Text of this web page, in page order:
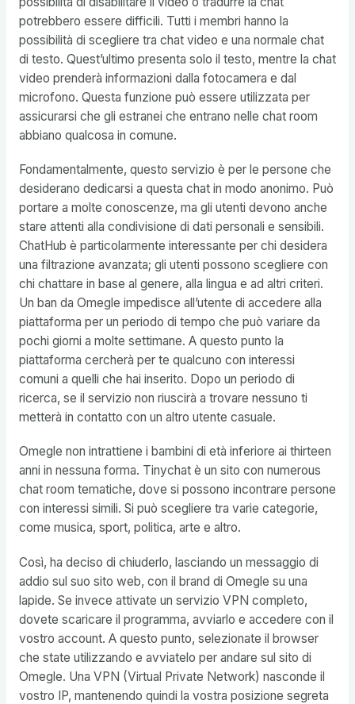
potrebbero essere difficili. Tutti i membri hanno la
possibilità di scegliere tra chat video e una normale chat
di testo. Quest’ultimo presenta solo il testo, mentre la chat
video prenderà informazioni dalla fotocamera e dal
microfono. Questa funzione può essere utilizzata per
assicurarsi che gli estranei che entrano nelle chat room
abbiano qualcosa in comune.
Fondamentalmente, questo servizio è per le persone che
desiderano dedicarsi a questa chat in modo anonimo. Può
portare a molte conoscenze, ma gli utenti devono anche
stare attenti alla condivisione di dati personali e sensibili.
ChatHub è particolarmente interessante per chi desidera
una filtrazione avanzata; gli utenti possono scegliere con
chi chattare in base al genere, alla lingua e ad altri criteri.
Un ban da Omegle impedisce all’utente di accedere alla
piattaforma per un periodo di tempo che può variare da
pochi giorni a molte settimane. A questo punto la
piattaforma cercherà per te qualcuno con interessi
comuni a quelli che hai inserito. Dopo un periodo di
ricerca, se il servizio non riuscirà a trovare nessuno ti
metterà in contatto con un altro utente casuale.
Omegle non intrattiene i bambini di età inferiore ai thirteen
anni in nessuna forma. Tinychat è un sito con numerous
chat room tematiche, dove si possono incontrare persone
con interessi simili. Si può scegliere tra varie categorie,
come musica, sport, politica, arte e altro.
Così, ha deciso di chiuderlo, lasciando un messaggio di
addio sul suo sito web, con il brand di Omegle su una
lapide. Se invece attivate un servizio VPN completo,
dovete scaricare il programma, avviarlo e accedere con il
vostro account. A questo punto, selezionate il browser
che state utilizzando e avviatelo per andare sul sito di
Omegle. Una VPN (Virtual Private Network) nasconde il
vostro IP, mantenendo quindi la vostra posizione segreta